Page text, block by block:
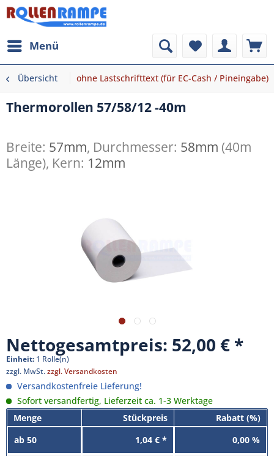
Menü
Übersicht ohne Lastschrifttext (für EC-Cash / Pineingabe)
Thermorollen 57/58/12 -40m
Breite: 57mm, Durchmesser: 58mm (40m
Länge), Kern: 12mm
Nettogesamtpreis: 52,00 €
Einheit: 1 Rolle(n)
zzgl. MwSt.zzgl. Versandkosten
Versandkostenfreie Lieferung!
Sofort versandfertig, Lieferzeit ca. 1-3 Werktage
Menge
Stückpreis
Rabatt (%)
ab 50 1,04 € * 0,00 %